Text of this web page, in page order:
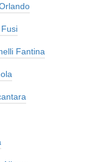
Fantina